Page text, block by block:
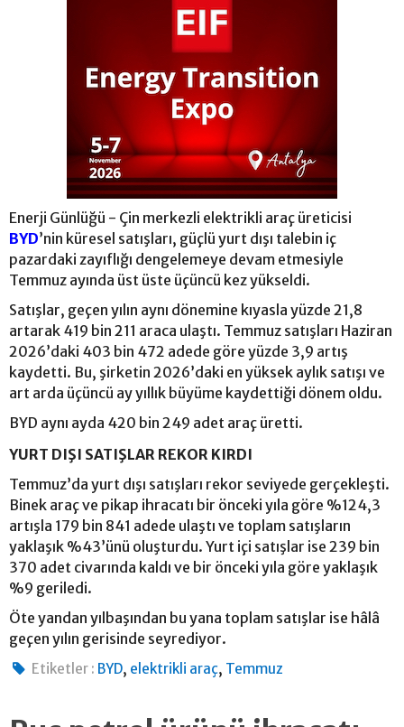
Enerji Günlüğü - Çin merkezli elektrikli araç üreticisi
BYD’nin küresel satışları, güçlü yurt dışı talebin iç
pazardaki zayıflığı dengelemeye devam etmesiyle
Temmuz ayında üst üste üçüncü kez yükseldi.
Satışlar, geçen yılın aynı dönemine kıyasla yüzde 21,8
artarak 419 bin 211 araca ulaştı. Temmuz satışları Haziran
2026’daki 403 bin 472 adede göre yüzde 3,9 artış
kaydetti. Bu, şirketin 2026’daki en yüksek aylık satışı ve
art arda üçüncü ay yıllık büyüme kaydettiği dönem oldu.
BYD aynı ayda 420 bin 249 adet araç üretti.
YURT DIŞI SATIŞLAR REKOR KIRDI
Temmuz’da yurt dışı satışları rekor seviyede gerçekleşti.
Binek araç ve pikap ihracatı bir önceki yıla göre %124,3
artışla 179 bin 841 adede ulaştı ve toplam satışların
yaklaşık %43’ünü oluşturdu. Yurt içi satışlar ise 239 bin
370 adet civarında kaldı ve bir önceki yıla göre yaklaşık
%9 geriledi.
Öte yandan yılbaşından bu yana toplam satışlar ise hâlâ
geçen yılın gerisinde seyrediyor.
Etiketler : BYD, elektrikli araç, Temmuz